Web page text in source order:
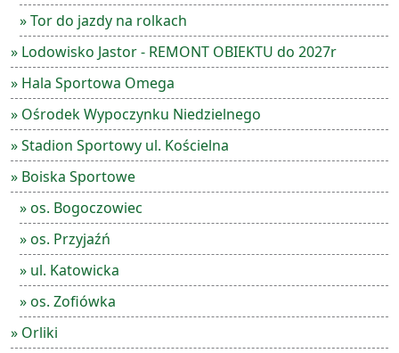
» Tor do jazdy na rolkach
» Lodowisko Jastor - REMONT OBIEKTU do 2027r
» Hala Sportowa Omega
» Ośrodek Wypoczynku Niedzielnego
» Stadion Sportowy ul. Kościelna
» Boiska Sportowe
» os. Bogoczowiec
» os. Przyjaźń
» ul. Katowicka
» os. Zofiówka
» Orliki